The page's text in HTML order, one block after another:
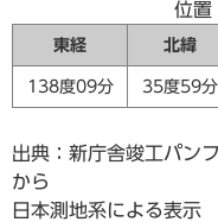
位置
東経 北緯
138度09分 35度59分
出典：新庁舎竣工パン
から
日本測地系による表示